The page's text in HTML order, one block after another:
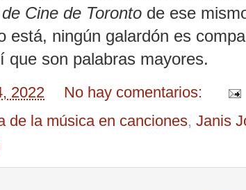
Cine de Toronto de ese
está, ningún galardón es
que son palabras mayores.
2022
No hay comentarios:
de la música en canciones, Janis